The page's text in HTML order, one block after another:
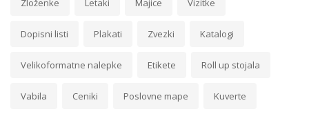
Zloženke Letaki Majice Vizitke
Dopisni listi Plakati Zvezki Katalogi
Velikoformatne nalepke Etikete Roll up stojala
Vabila Ceniki Poslovne mape Kuverte